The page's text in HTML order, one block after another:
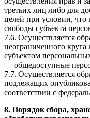
третьих лиц либо для
целей при условии,
свободы субъекта
7.6. Осуществляется
неограниченного
субъектом
— общедоступные
7.7. Осуществляется
подлежащих
соответствии с
8. Порядок сбора,